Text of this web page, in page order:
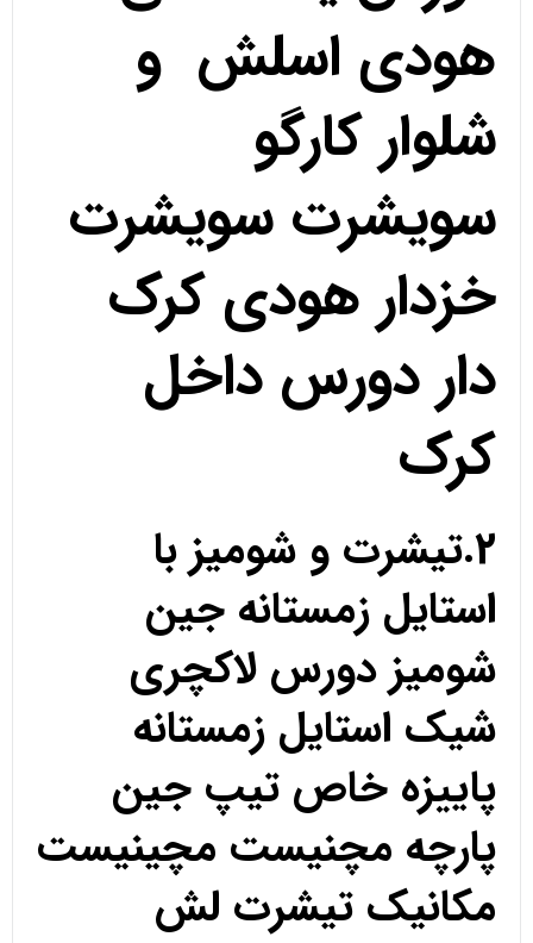
هودی اسلش و
شلوار کارگو
سویشرت سویشرت
خزدار هودی کرک
دار دورس داخل
کرک
2.تیشرت و شومیز با
استایل زمستانه جین
شومیز دورس لاکچری
شیک استایل زمستانه
پاییزه خاص تیپ جین
پارچه مچنیست مچینیست
مکانیک تیشرت لش